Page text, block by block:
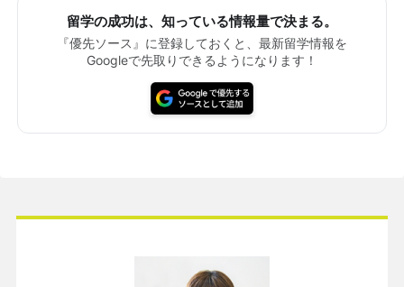
留学の成功は、知っている情報量で決まる。
『優先ソース』に登録しておくと、最新留学情報を
Googleで先取りできるようになります！